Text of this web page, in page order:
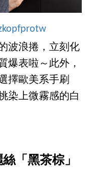
波浪捲，立刻化
爆表啦～此外，
擇歐美系手刷
染上微霧感的白
「黑茶棕」